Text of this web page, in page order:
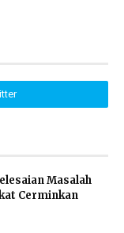
Masalah
Cerminkan